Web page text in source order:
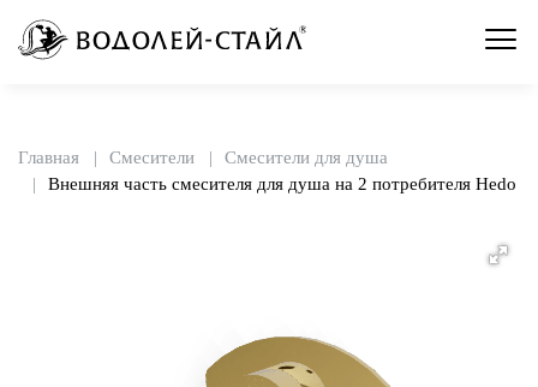
Главная Смесители
Смесители для душа
Внешняя часть смесителя для душа на 2 потребителя Hedo